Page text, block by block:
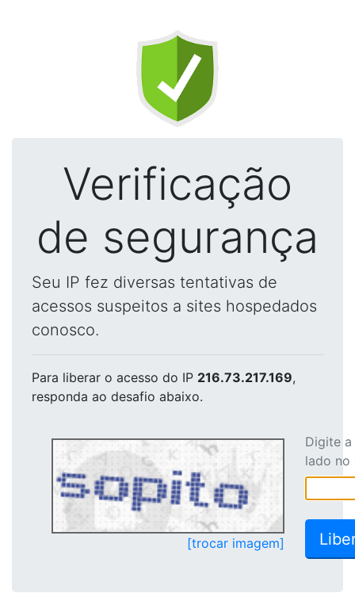
Verificação
de segurança
Seu IP fez diversas tentativas de
acessos suspeitos a sites hospedados
conosco.
Para liberar o acesso do IP 216.73.217.169,
responda ao desafio abaixo.
[trocar imagem]
Digite
lado no